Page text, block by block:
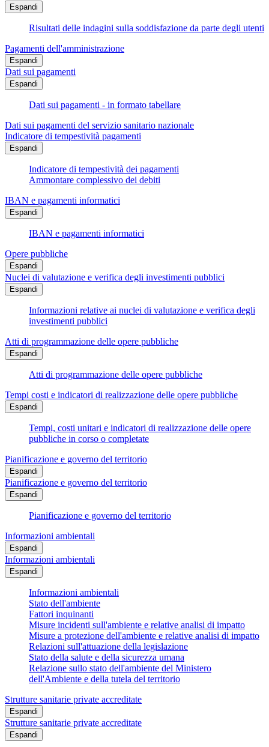
Espandi
Risultati delle indagini sulla soddisfazione da parte degli utenti
Pagamenti dell'amministrazione
Espandi
Dati sui pagamenti
Espandi
Dati sui pagamenti - in formato tabellare
Dati sui pagamenti del servizio sanitario nazionale
Indicatore di tempestività pagamenti
Espandi
Indicatore di tempestività dei pagamenti
Ammontare complessivo dei debiti
IBAN e pagamenti informatici
Espandi
IBAN e pagamenti informatici
Opere pubbliche
Espandi
Nuclei di valutazione e verifica degli investimenti pubblici
Espandi
Informazioni relative ai nuclei di valutazione e verifica degli
investimenti pubblici
Atti di programmazione delle opere pubbliche
Espandi
Atti di programmazione delle opere pubbliche
Tempi costi e indicatori di realizzazione delle opere pubbliche
Espandi
Tempi, costi unitari e indicatori di realizzazione delle opere
pubbliche in corso o completate
Pianificazione e governo del territorio
Espandi
Pianificazione e governo del territorio
Espandi
Pianificazione e governo del territorio
Informazioni ambientali
Espandi
Informazioni ambientali
Espandi
Informazioni ambientali
Stato dell'ambiente
Fattori inquinanti
Misure incidenti sull'ambiente e relative analisi di impatto
Misure a protezione dell'ambiente e relative analisi di impatto
Relazioni sull'attuazione della legislazione
Stato della salute e della sicurezza umana
Relazione sullo stato dell'ambiente del Ministero
dell'Ambiente e della tutela del territorio
Strutture sanitarie private accreditate
Espandi
Strutture sanitarie private accreditate
Espandi